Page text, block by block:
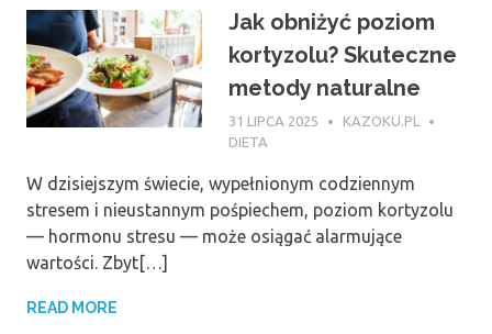
Jak obniżyć poziom
kortyzolu? Skuteczne
metody naturalne
31 LIPCA 2025
KAZOKU.PL
DIETA
W dzisiejszym świecie, wypełnionym codziennym
stresem i nieustannym pośpiechem, poziom kortyzolu
— hormonu stresu — może osiągać alarmujące
wartości. Zbyt[…]
READ MORE